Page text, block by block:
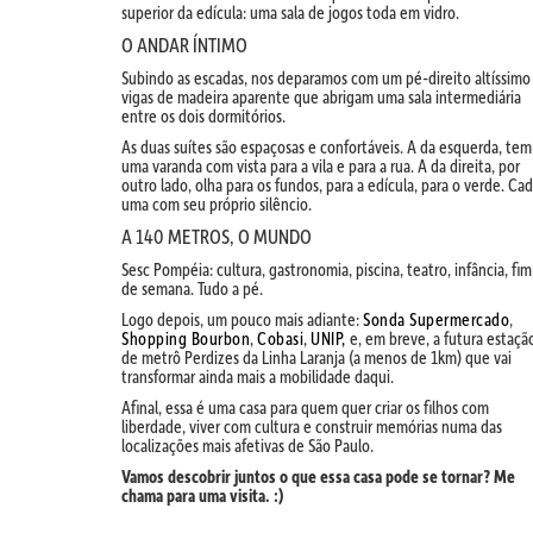
superior da edícula: uma sala de jogos toda em vidro.
O ANDAR ÍNTIMO
Subindo as escadas, nos deparamos com um pé-direito
vigas de madeira aparente que abrigam uma sala intermediária
entre os dois dormitórios.
As duas suítes são espaçosas e confortáveis. A da esquerda, tem
uma varanda com vista para a vila e para a rua. A da direita, por
outro lado, olha para os fundos, para a edícula, para o verde.
uma com seu próprio silêncio.
A 140 METROS, O MUNDO
Sesc Pompéia: cultura, gastronomia, piscina, teatro, infância, fim
de semana. Tudo a pé.
Logo depois, um pouco mais adiante:Sonda Supermercado,
Shopping Bourbon,Cobasi,UNIP, e, em breve, a futura
de metrô Perdizes da Linha Laranja (a menos de 1km) que vai
transformar ainda mais a mobilidade daqui.
Afinal, essa é uma casa para quem quer criar os filhos com
liberdade, viver com cultura e construir memórias numa das
localizações mais afetivas de São Paulo.
Vamos descobrir juntos o que essa casa pode se tornar? Me
chama para uma visita. :)